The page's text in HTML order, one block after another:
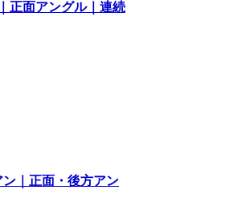
正面アングル｜連続
｜正面・後方アン